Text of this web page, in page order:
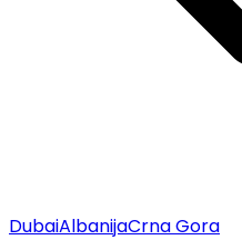
DubaiAlbanijaCrna Gora